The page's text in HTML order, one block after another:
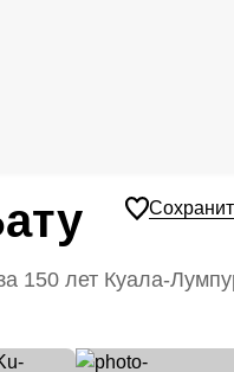
150 лет Куала-